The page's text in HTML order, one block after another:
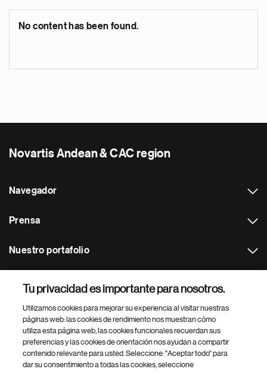
No content has been found.
Novartis Andean & CAC region
Navegador
Prensa
Nuestro portafolio
Footer Site Search
Tu privacidad es importante para nosotros.
Utilizamos cookies para mejorar su experiencia al visitar nuestras
páginas web: las cookies de rendimiento nos muestran cómo
utiliza esta página web, las cookies funcionales recuerdan sus
preferencias y las cookies de orientación nos ayudan a compartir
contenido relevante para usted. Seleccione: "Aceptar todo" para
dar su consentimiento a todas las cookies, seleccione